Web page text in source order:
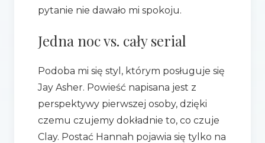
pytanie nie dawało mi spokoju.
Jedna noc vs. cały serial
Podoba mi się styl, którym posługuje się
Jay Asher. Powieść napisana jest z
perspektywy pierwszej osoby, dzięki
czemu czujemy dokładnie to, co czuje
Clay. Postać Hannah pojawia się tylko na